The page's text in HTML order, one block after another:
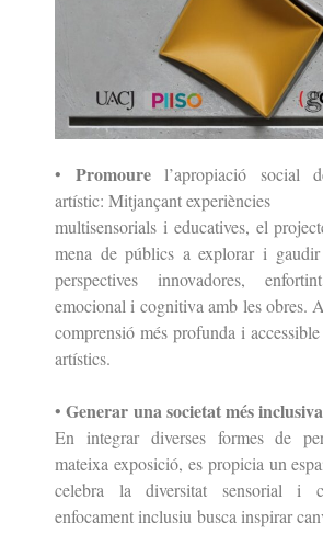
• Promourel’apropiació social
artístic: Mitjançant experiències
multisensorials i educatives, el
mena de públics a explorar i
perspectives innovadores,
emocional i cognitiva amb les obres.
comprensió més profunda i
artístics.
•Generar una societat més
En integrar diverses formes de
mateixa exposició, es propicia un
celebra la diversitat sensorial i
enfocament inclusiu busca inspirar